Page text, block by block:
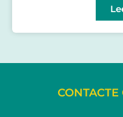
CONTACTE